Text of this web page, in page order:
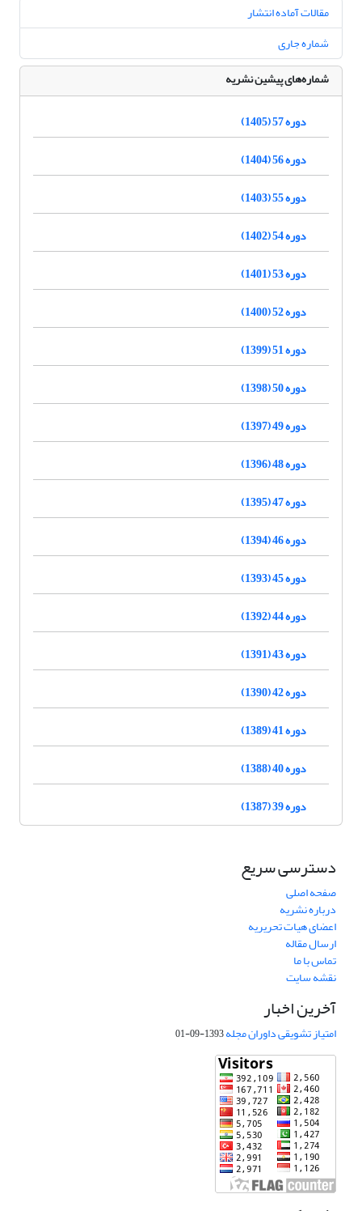
مقالات آماده انتشار
شماره جاری
شماره‌های پیشین نشریه
دوره 57 (1405)
دوره 56 (1404)
دوره 55 (1403)
دوره 54 (1402)
دوره 53 (1401)
دوره 52 (1400)
دوره 51 (1399)
دوره 50 (1398)
دوره 49 (1397)
دوره 48 (1396)
دوره 47 (1395)
دوره 46 (1394)
دوره 45 (1393)
دوره 44 (1392)
دوره 43 (1391)
دوره 42 (1390)
دوره 41 (1389)
دوره 40 (1388)
دوره 39 (1387)
دسترسی سریع
صفحه اصلی
درباره نشریه
اعضای هیات تحریریه
ارسال مقاله
تماس با ما
نقشه سایت
آخرین اخبار
امتیاز تشویقی داوران مجله1393-09-01